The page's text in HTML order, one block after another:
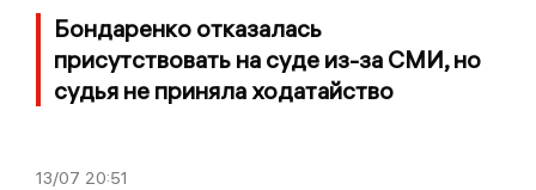
Бондаренко отказалась
присутствовать на суде из-за СМИ, но
судья не приняла ходатайство
13/07 20:51